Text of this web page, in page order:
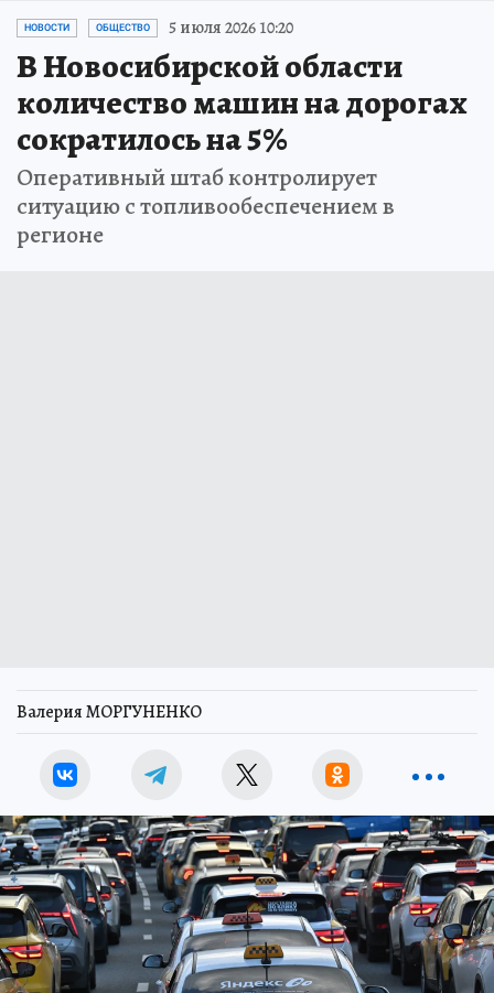
НОВОСТИ ОБЩЕСТВО 5 июля 2026 10:20
В Новосибирской области
количество машин на дорогах
сократилось на 5%
Оперативный штаб контролирует
ситуацию с топливообеспечением в
регионе
Валерия МОРГУНЕНКО